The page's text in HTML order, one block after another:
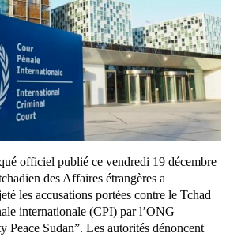
officiel publié ce vendredi 19 décembre
des Affaires étrangères a
les accusations portées contre le Tchad
internationale (CPI) par l’ONG
Peace Sudan”. Les autorités dénoncent